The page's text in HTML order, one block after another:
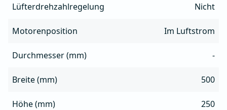
Lüfterdrehzahlregelung Nicht
Motorenposition Im Luftstrom
Durchmesser (mm) -
Breite (mm) 500
Höhe (mm) 250